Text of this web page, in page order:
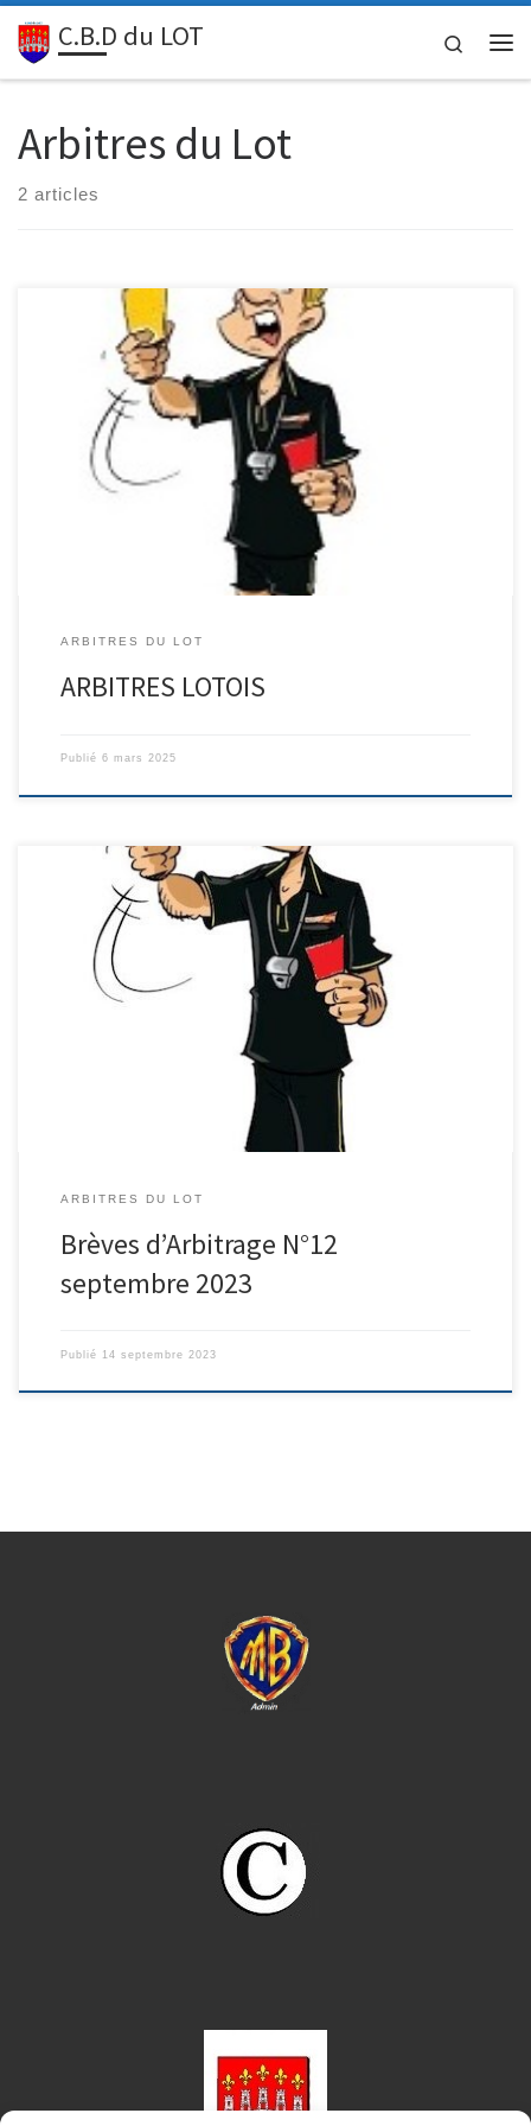
Passer au contenu
C.B.D du LOT
Search
Arbitres du Lot
2 articles
ARBITRES DU LOT
ARBITRES LOTOIS
Publié 6 mars 2025
ARBITRES DU LOT
Brèves d’Arbitrage N°12
septembre 2023
Publié 14 septembre 2023